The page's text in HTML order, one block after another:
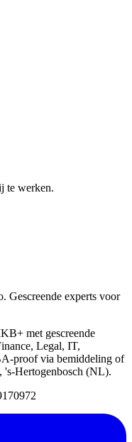
te werken.
Gescreende experts voor
met gescreende
Legal, IT,
proof via bemiddeling of
's-Hertogenbosch (NL).